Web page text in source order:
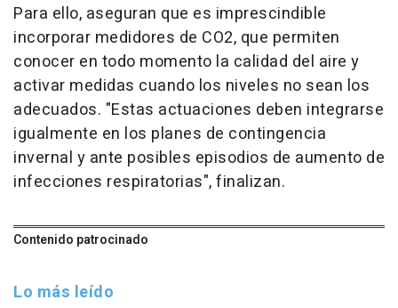
Para ello, aseguran que es imprescindible
incorporar medidores de CO2, que permiten
conocer en todo momento la calidad del aire y
activar medidas cuando los niveles no sean los
adecuados. "Estas actuaciones deben integrarse
igualmente en los planes de contingencia
invernal y ante posibles episodios de aumento de
infecciones respiratorias", finalizan.
Contenido patrocinado
Lo más leído